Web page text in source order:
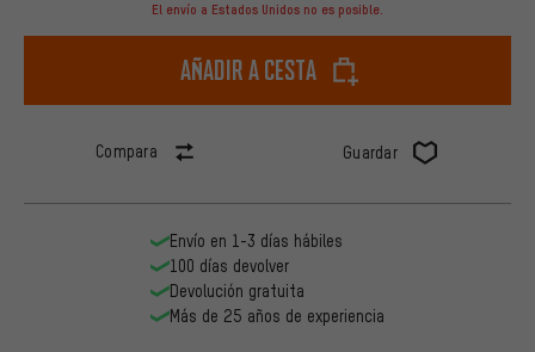
El envío a Estados Unidos no es posible.
Añadir a cesta
Compara Guardar
Envío en 1-3 días hábiles
100 días devolver
Devolución gratuita
Más de 25 años de experiencia